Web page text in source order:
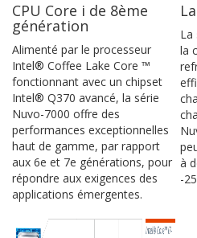
CPU Core i de 8ème
génération
Alimenté par le processeur
Intel® Coffee Lake Core ™
fonctionnant avec un chipset
Intel® Q370 avancé, la série
Nuvo-7000 offre des
performances exceptionnelles
haut de gamme, par rapport
aux 6e et 7e générations, pour
répondre aux exigences des
applications émergentes.
La
la
à
-